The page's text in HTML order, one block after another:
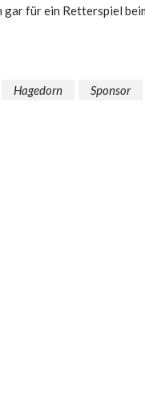
für ein Retterspiel
Hagedorn Sponsor